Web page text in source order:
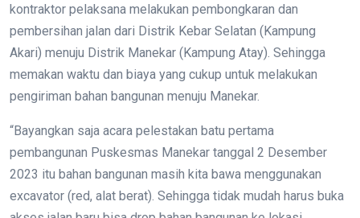
kontraktor pelaksana melakukan pembongkaran dan
pembersihan jalan dari Distrik Kebar Selatan (Kampung
Akari) menuju Distrik Manekar (Kampung Atay). Sehingga
memakan waktu dan biaya yang cukup untuk melakukan
pengiriman bahan bangunan menuju Manekar.
“Bayangkan saja acara pelestakan batu pertama
pembangunan Puskesmas Manekar tanggal 2 Desember
2023 itu bahan bangunan masih kita bawa menggunakan
excavator (red, alat berat). Sehingga tidak mudah harus buka